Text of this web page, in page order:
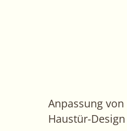
Anpassung
Haustür-Design